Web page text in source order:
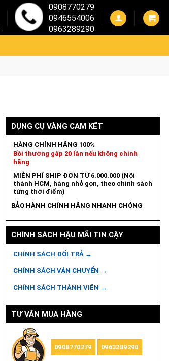
0908770279
0946554006
0963289290
DỤNG CỤ VÀNG CAM KẾT
HÀNG CHÍNH HÃNG 100%
Bồi thường gấp 20 lần nếu không chính
hãng
MIỄN PHÍ SHIP ĐƠN TỪ 6.000.000 (Nội
thành HCM, hàng nhỏ gọn, theo chính sách
từng thời điểm)
BẢO HÀNH CHÍNH HÃNG NHANH CHÓNG
CHÍNH SÁCH HẬU MÃI TIN CẬY
CHÍNH SÁCH ĐỔI TRẢ →
CHÍNH SÁCH VẬN CHUYỂN →
CHÍNH SÁCH THÀNH VIÊN →
TƯ VẤN MUA HÀNG
0908770279 0963289290